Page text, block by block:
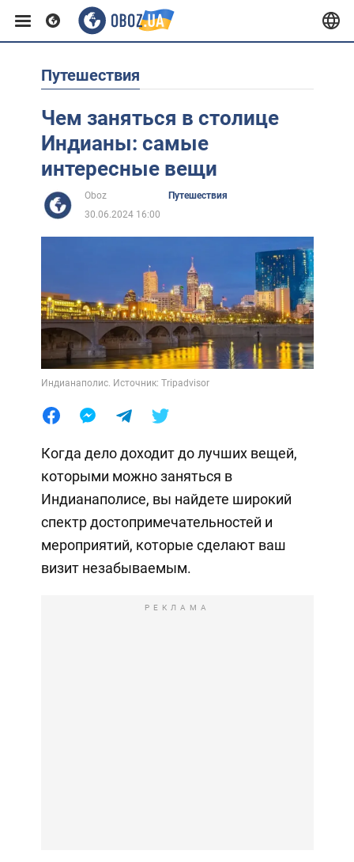
Европа
США
Африка
Жизнь
Лайфхаки
Путешествия
Чем заняться в столице
Индианы: самые
интересные вещи
Oboz
Путешествия
30.06.2024 16:00
Индианаполис. Источник: Tripadvisor
Когда дело доходит до лучших вещей,
которыми можно заняться в
Индианаполисе, вы найдете широкий
спектр достопримечательностей и
мероприятий, которые сделают ваш
визит незабываемым.
РЕКЛАМА